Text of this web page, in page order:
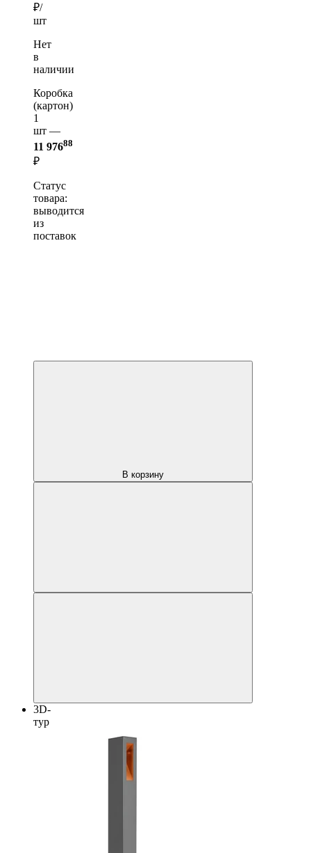
₽/
шт
Нет
в
наличии
Коробка
(картон)
1
шт —
11 97688
₽
Статус
товара:
выводится
из
поставок
В корзину
3D-
тур